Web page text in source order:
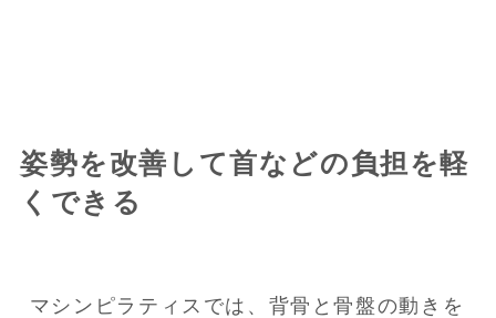
姿勢を改善して首などの負担を軽
くできる
マシンピラティスでは、背骨と骨盤の動きを